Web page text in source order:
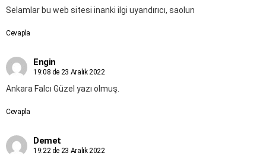
Selamlar bu web sitesi inanki ilgi uyandırıcı, saolun
Cevapla
Engin
19:08 de 23 Aralık 2022
Ankara Falcı Güzel yazı olmuş.
Cevapla
Demet
19:22 de 23 Aralık 2022